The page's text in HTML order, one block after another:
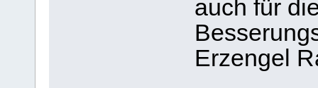
auch für
Erzengel